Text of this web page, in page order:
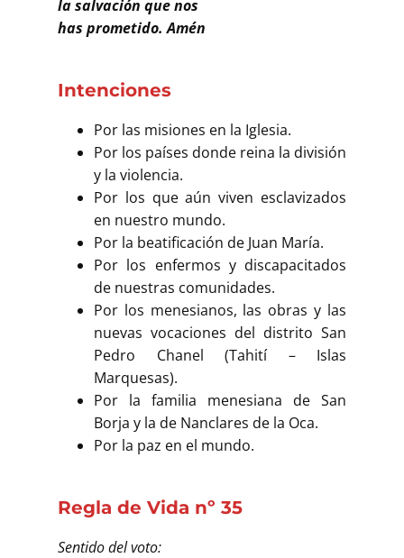
la salvación que nos
has prometido. Amén
Intenciones
Por las misiones en la Iglesia.
Por los países donde reina la división
y la violencia.
Por los que aún viven esclavizados
en nuestro mundo.
Por la beatificación de Juan María.
Por los enfermos y discapacitados
de nuestras comunidades.
Por los menesianos, las obras y las
nuevas vocaciones del distrito San
Pedro Chanel (Tahití – Islas
Marquesas).
Por la familia menesiana de San
Borja y la de Nanclares de la Oca.
Por la paz en el mundo.
Regla de Vida nº 35
Sentido del voto: